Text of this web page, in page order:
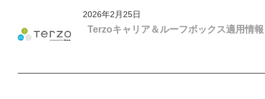
2026年2月25日
Terzoキャリア＆ルーフボックス適用情